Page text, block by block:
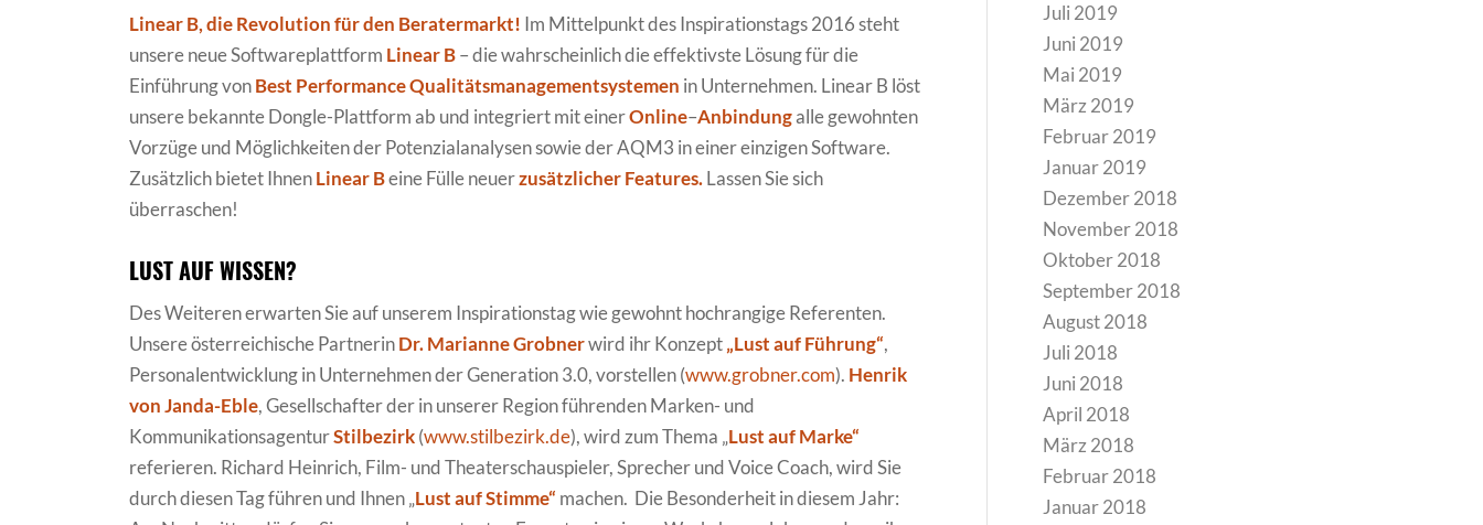
Linear B, die Revolution für den Beratermarkt! Im Mittelpunkt des Inspirationstags 2016 steht
unsere neue Softwareplattform Linear B– die wahrscheinlich die effektivste Lösung für die
Einführung vonBest Performance Qualitätsmanagementsystemen in Unternehmen. Linear B löst
unsere bekannte Dongle-Plattform ab und integriert mit einerOnline–Anbindungalle gewohnten
Vorzüge und Möglichkeiten der Potenzialanalysen sowie der AQM3 in einer einzigen Software.
Zusätzlich bietet IhnenLinear Beine Fülle neuerzusätzlicher Features.Lassen Sie sich
überraschen!
LUST AUF WISSEN?
Des Weiteren erwarten Sie auf unserem Inspirationstag wie gewohnt hochrangige Referenten.
Unsere österreichische PartnerinDr.Marianne Grobnerwird ihr Konzept„Lust auf Führung“,
Personalentwicklung in Unternehmen der Generation 3.0, vorstellen (www.grobner.com). Henrik
von Janda-Eble, Gesellschafter der in unserer Region führenden Marken- und
KommunikationsagenturStilbezirk(www.stilbezirk.de), wird zum Thema „Lust auf Marke“
referieren. Richard Heinrich, Film- und Theaterschauspieler, Sprecher und Voice Coach, wird Sie
durch diesen Tag führen und Ihnen „Lust auf Stimme“ machen. Die Besonderheit in diesem Jahr:
Juli 2019
Juni 2019
Mai 2019
März 2019
Februar 2019
Januar 2019
Dezember 2018
November 2018
Oktober 2018
September 2018
August 2018
Juli 2018
Juni 2018
April 2018
März 2018
Februar 2018
Januar 2018